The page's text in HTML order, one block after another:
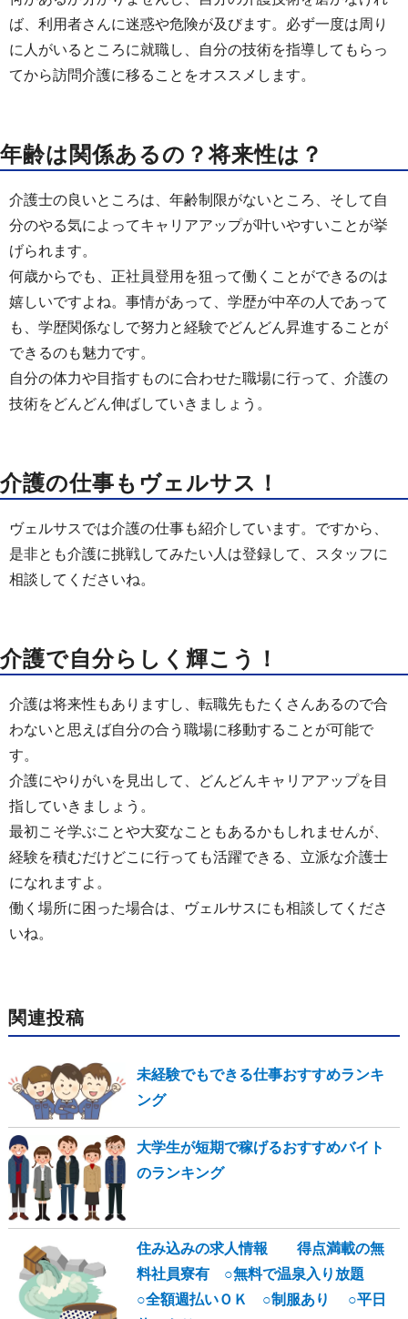
ば、利用者さんに迷惑や危険が及びます。必ず一度は周り
に人がいるところに就職し、自分の技術を指導してもらっ
てから訪問介護に移ることをオススメします。
年齢は関係あるの？将来性は？
介護士の良いところは、年齢制限がないところ、そして自
分のやる気によってキャリアアップが叶いやすいことが挙
げられます。
何歳からでも、正社員登用を狙って働くことができるのは
嬉しいですよね。事情があって、学歴が中卒の人であって
も、学歴関係なしで努力と経験でどんどん昇進することが
できるのも魅力です。
自分の体力や目指すものに合わせた職場に行って、介護の
技術をどんどん伸ばしていきましょう。
介護の仕事もヴェルサス！
ヴェルサスでは介護の仕事も紹介しています。ですから、
是非とも介護に挑戦してみたい人は登録して、スタッフに
相談してくださいね。
介護で自分らしく輝こう！
介護は将来性もありますし、転職先もたくさんあるので合
わないと思えば自分の合う職場に移動することが可能で
す。
介護にやりがいを見出して、どんどんキャリアアップを目
指していきましょう。
最初こそ学ぶことや大変なこともあるかもしれませんが、
経験を積むだけどこに行っても活躍できる、立派な介護士
になれますよ。
働く場所に困った場合は、ヴェルサスにも相談してくださ
いね。
関連投稿
未経験でもできる仕事おすすめランキ
ング
大学生が短期で稼げるおすすめバイト
のランキング
住み込みの求人情報 得点満載の無
料社員寮有 ○無料で温泉入り放題
○全額週払いＯＫ ○制服あり ○平日